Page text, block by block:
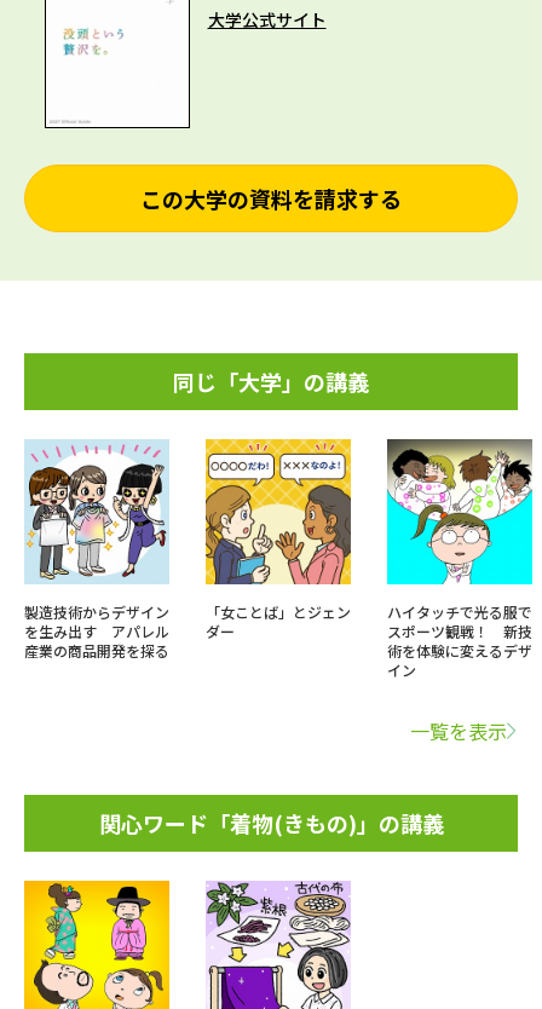
大学公式サイト
この大学の資料を請求する
同じ「大学」の講義
製造技術からデザイン
を生み出す アパレル
産業の商品開発を探る
「女ことば」とジェン
ダー
ハイタッチで光る服で
スポーツ観戦！ 新技
術を体験に変えるデザ
イン
一覧を表示
関心ワード「着物(きもの)」の講義